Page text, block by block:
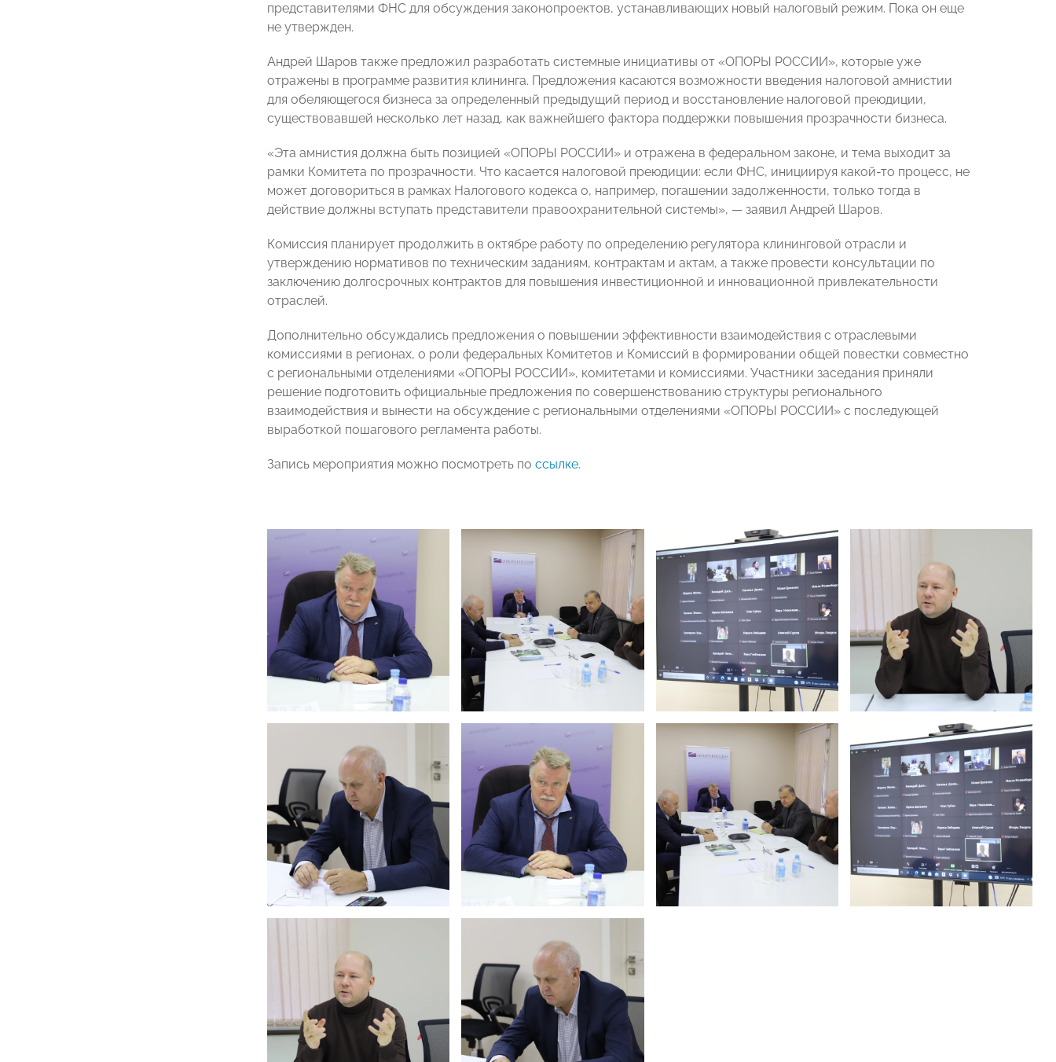
представителями ФНС для обсуждения законопроектов, устанавливающих новый налоговый режим. Пока он еще
не утвержден.
Андрей Шаров также предложил разработать системные инициативы от «ОПОРЫ РОССИИ», которые уже
отражены в программе развития клининга. Предложения касаются возможности введения налоговой амнистии
для обеляющегося бизнеса за определенный предыдущий период и восстановление налоговой преюдиции,
существовавшей несколько лет назад, как важнейшего фактора поддержки повышения прозрачности бизнеса.
«Эта амнистия должна быть позицией «ОПОРЫ РОССИИ» и отражена в федеральном законе, и тема выходит за
рамки Комитета по прозрачности. Что касается налоговой преюдиции: если ФНС, инициируя какой-то процесс, не
может договориться в рамках Налогового кодекса о, например, погашении задолженности, только тогда в
действие должны вступать представители правоохранительной системы», — заявил Андрей Шаров.
Комиссия планирует продолжить в октябре работу по определению регулятора клининговой отрасли и
утверждению нормативов по техническим заданиям, контрактам и актам, а также провести консультации по
заключению долгосрочных контрактов для повышения инвестиционной и инновационной привлекательности
отраслей.
Дополнительно обсуждались предложения о повышении эффективности взаимодействия с отраслевыми
комиссиями в регионах, о роли федеральных Комитетов и Комиссий в формировании общей повестки совместно
с региональными отделениями «ОПОРЫ РОССИИ», комитетами и комиссиями. Участники заседания приняли
решение подготовить официальные предложения по совершенствованию структуры регионального
взаимодействия и вынести на обсуждение с региональными отделениями «ОПОРЫ РОССИИ» с последующей
выработкой пошагового регламента работы.
Запись мероприятия можно посмотреть по ссылке.